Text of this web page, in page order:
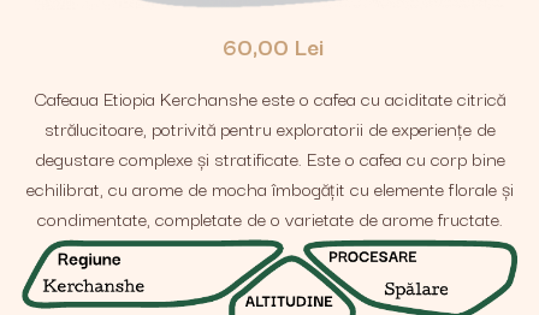
60,00 Lei
Cafeaua Etiopia Kerchanshe este o cafea cu aciditate citrică
strălucitoare, potrivită pentru exploratorii de experiențe de
degustare complexe și stratificate. Este o cafea cu corp bine
echilibrat, cu arome de mocha îmbogățit cu elemente florale și
condimentate, completate de o varietate de arome fructate.